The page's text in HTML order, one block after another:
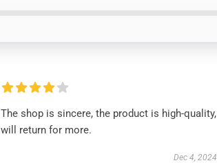
The shop is sincere, the product is high-quality,
will return for more.
Dec 4, 2024